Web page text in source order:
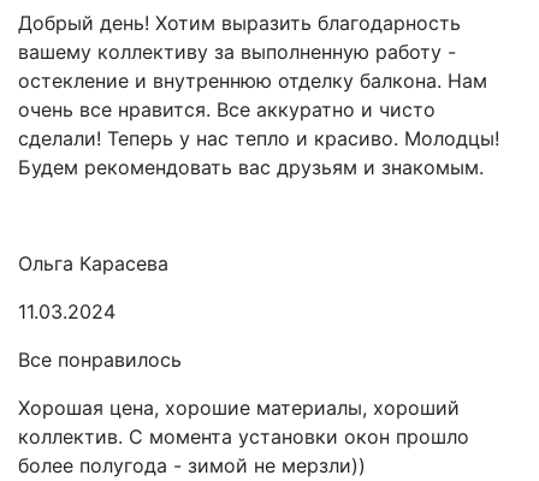
Добрый день! Хотим выразить благодарность
вашему коллективу за выполненную работу -
остекление и внутреннюю отделку балкона. Нам
очень все нравится. Все аккуратно и чисто
сделали! Теперь у нас тепло и красиво. Молодцы!
Будем рекомендовать вас друзьям и знакомым.
Ольга Карасева
11.03.2024
Все понравилось
Хорошая цена, хорошие материалы, хороший
коллектив. С момента установки окон прошло
более полугода - зимой не мерзли))